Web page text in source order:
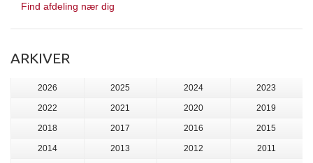
Find afdeling nær dig
ARKIVER
2026 2025 2024 2023
2022 2021 2020 2019
2018 2017 2016 2015
2014 2013 2012 2011